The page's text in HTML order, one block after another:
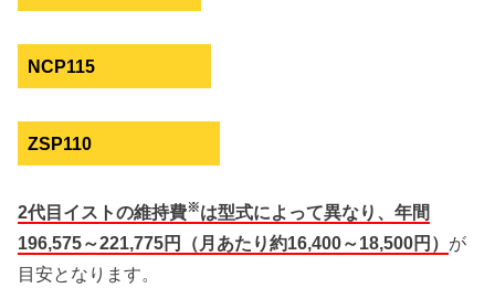
NCP115
ZSP110
2代目イストの維持費※は型式によって異なり、年間
196,575～221,775円（月あたり約16,400～18,500円） が
目安となります。